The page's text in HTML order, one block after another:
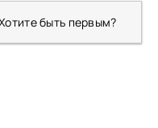
быть первым?